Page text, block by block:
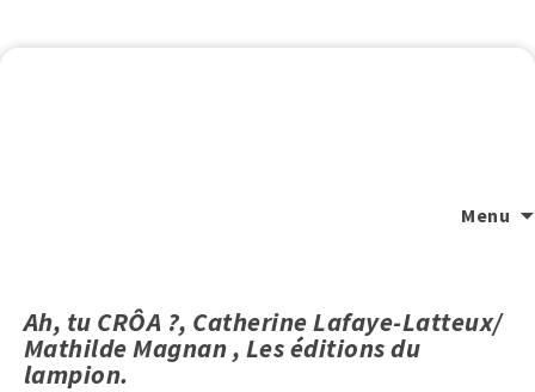
Menu
Ah, tu CRÔA ?, Catherine Lafaye-Latteux/
Mathilde Magnan , Les éditions du
lampion.